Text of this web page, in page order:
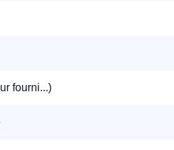
fourni...)
obligatoires pour traiter votre demande.